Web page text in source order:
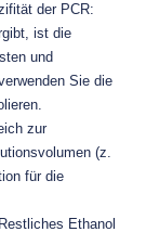
der PCR:
ist die
und
Sie die
zur
(z.
für die
Ethanol